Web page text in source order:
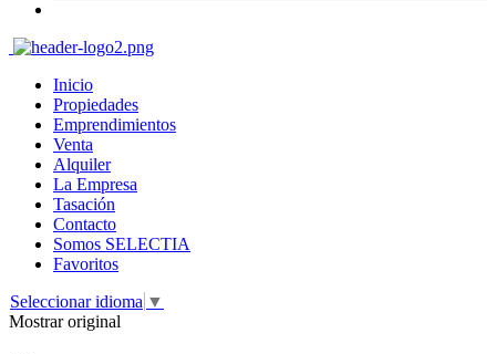
Inicio
Propiedades
Emprendimientos
Venta
Alquiler
La Empresa
Tasación
Contacto
Somos SELECTIA
Favoritos
Seleccionar idioma ▼
Mostrar original